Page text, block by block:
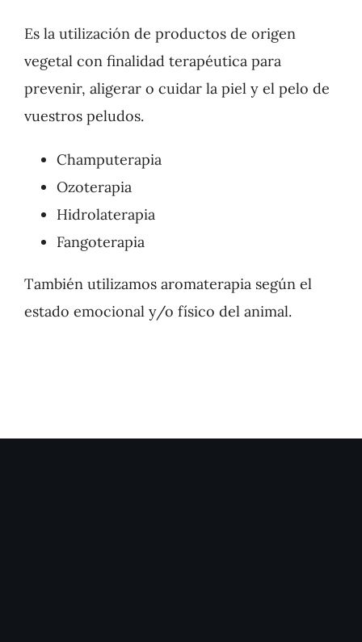
Es la utilización de productos de origen
vegetal con finalidad terapéutica para
prevenir, aligerar o cuidar la piel y el pelo de
vuestros peludos.
Champuterapia
Ozoterapia
Hidrolaterapia
Fangoterapia
También utilizamos aromaterapia según el
estado emocional y/o físico del animal.